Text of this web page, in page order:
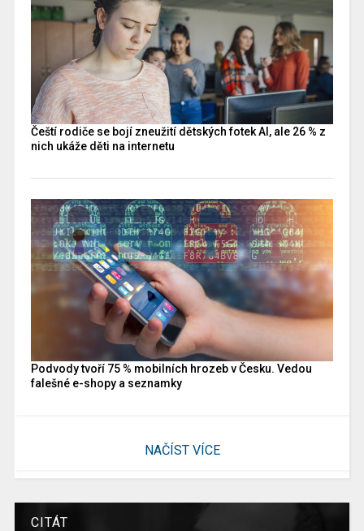
Čeští rodiče se bojí zneužití dětských fotek AI, ale 26 % z
nich ukáže děti na internetu
Podvody tvoří 75 % mobilních hrozeb v Česku. Vedou
falešné e-shopy a seznamky
NAČÍST VÍCE
CITÁT